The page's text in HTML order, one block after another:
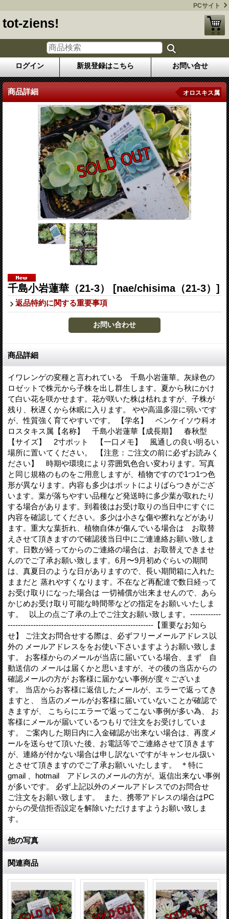
PCサイト
tot-ziens!
ログイン 新規登録はこちら お問い合せ
商品詳細 オロスキス属
千島小岩蓮華（21-3） [nae/chisima（21-3）]
返品特約に関する重要事項
商品詳細
イワレンゲの変種と言われている 千島小岩蓮華。灰緑色の
ロゼットで株元から子株を出し群生します。夏から秋にかけ
て白い花を咲かせます。花が咲いた株は枯れますが、子株が
残り、秋遅くから休眠に入ります。 やや高温多湿に弱いです
が、性質強く育てやすいです。 【学名】 ベンケイソウ科オ
ロスタキス属【名称】 千島小岩蓮華【成長期】 春秋型
【サイズ】 2寸ポット 【一口メモ】 風通しの良い明るい
場所に置いてください。 【注意：ご注文の前に必ずお読みく
ださい】 時期や環境により雰囲気色合い変わります。写真
と同じ規格のものをご用意しますが、植物ですので1つ1つ色
形が異なります。内容も多少はポットによりばらつきがござ
います。葉が落ちやすい品種など発送時に多少葉が取れたり
する場合があります。到着後はお受け取りの当日中にすぐに
内容を確認してください。多少は小さな傷や擦れなどがあり
ます。重大な葉折れ、植物自体が傷んでいる場合は お取替
えさせて頂きますので確認後当日中にご連連絡お願い致しま
す。日数が経ってからのご連絡の場合は、お取替えできませ
んのでご了承お願い致します。6月〜9月初めぐらいの期間
は、真夏日のような日がありますので、長い期間箱に入れた
ままだと 蒸れやすくなります。不在など再配達で数日経って
お受け取りになった場合は 一切補償が出来ませんので、あら
かじめお受け取り可能な時間帯などの指定をお願いいたしま
す。 以上の点ご了承の上でご注文お願い致します。------------
---------------------------------------------------------【重要なお知ら
せ】 ご注文お問合せする際は、必ずフリーメールアドレス以
外の メールアドレスををお使い下さいますようお願い致しま
す。 お客様からのメールが当店に届いている場合、まず 自
動送信の メールは届くかと思いますが、その後の当店からの
確認メールの方が お客様に届かない事例が度々ございま
す。 当店からお客様に返信したメールが、エラーで返ってき
ますと、 当店のメールがお客様に届いていないことが確認で
きますが、 こちらにエラーで返ってこない事例が多い為、 お
客様にメールが届いているつもりで注文をお受けしていま
す。 ご案内した期日内に入金確認が出来ない場合は、再度メ
ールを送らせて頂いた後、お電話等でご連絡させて頂きます
が、連絡が付かない場合は申し訳ないですがキャンセル扱い
とさせて頂きますのでご了承お願いいたします。 ＊特に
gmail 、hotmail アドレスのメールの方が。返信出来ない事例
が多いです。 必ず上記以外のメールアドレスでのお問合せ
ご注文をお願い致します。 また、携帯アドレスの場合はPC
からの受信拒否設定を解除いただけますようお願い致しま
す。
他の写真
関連商品